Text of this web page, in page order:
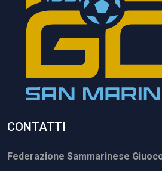
CONTATTI
Federazione Sammarinese